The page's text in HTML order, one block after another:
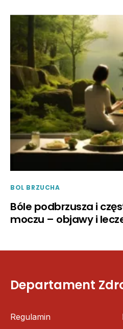
BOL BRZUCHA
Bóle podbrzusza i
moczu – objawy i
Departament
Regulamin